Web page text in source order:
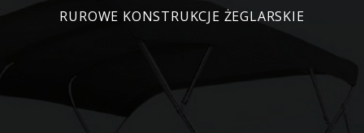
RUROWE KONSTRUKCJE ŻEGLARSKIE